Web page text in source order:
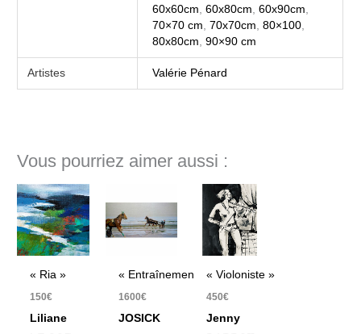
60x60cm ,60x80cm ,60x90cm
70×70 cm ,70x70cm ,80×100
80x80cm ,90×90 cm
Artistes Valérie Pénard
Vous pourriez aimer aussi :
« Ria »
150€
Liliane
« Entraînement »
1600€
JOSICK
« Violoniste »
450€
Jenny